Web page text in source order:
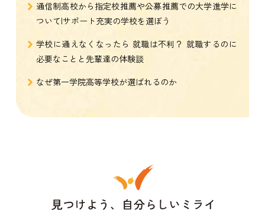
通信制高校から指定校推薦や公募推薦での大学進学に
ついて|サポート充実の学校を選ぼう
学校に通えなくなったら 就職は不利？ 就職するのに
必要なことと先輩達の体験談
なぜ第一学院高等学校が選ばれるのか